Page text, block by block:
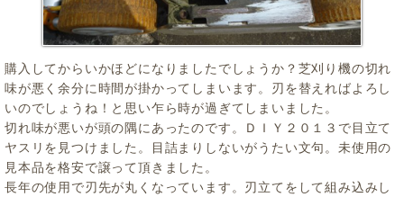
購入してからいかほどになりましたでしょうか？芝刈り機の切れ
味が悪く余分に時間が掛かってしまいます。刃を替えればよろし
いのでしょうね！と思い乍ら時が過ぎてしまいました。
切れ味が悪いが頭の隅にあったのです。ＤＩＹ２０１３で目立て
ヤスリを見つけました。目詰まりしないがうたい文句。未使用の
見本品を格安で譲って頂きました。
長年の使用で刃先が丸くなっています。刃立てをして組み込みし